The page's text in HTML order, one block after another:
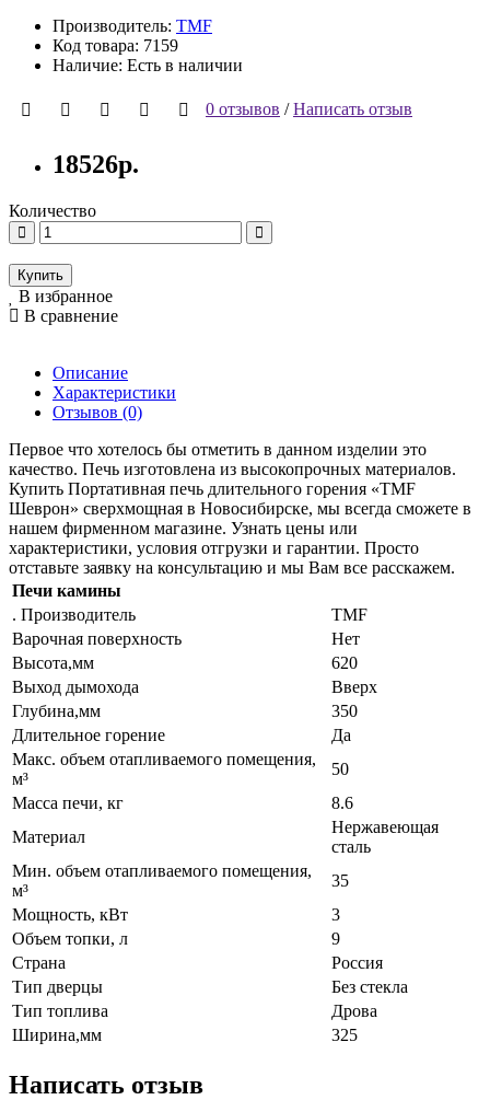
Производитель: TMF
Код товара: 7159
Наличие: Есть в наличии
0 отзывов /Написать отзыв
18526р.
Количество
Купить
В избранное
В сравнение
Описание
Характеристики
Отзывов (0)
Первое что хотелось бы отметить в данном изделии это
качество. Печь изготовлена из высокопрочных материалов.
Купить Портативная печь длительного горения «TMF
Шеврон» сверхмощная в Новосибирске, мы всегда сможете в
нашем фирменном магазине. Узнать цены или
характеристики, условия отгрузки и гарантии. Просто
отставьте заявку на консультацию и мы Вам все расскажем.
Печи камины
. Производитель
TMF
Варочная поверхность
Нет
Высота,мм
620
Выход дымохода
Вверх
Глубина,мм
350
Длительное горение
Да
Макс. объем отапливаемого помещения,
м³
50
Масса печи, кг
8.6
Материал
Нержавеющая
сталь
Мин. объем отапливаемого помещения,
м³
35
Мощность, кВт
3
Объем топки, л
9
Страна
Россия
Тип дверцы
Без стекла
Тип топлива
Дрова
Ширина,мм
325
Написать отзыв